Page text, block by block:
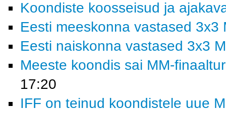
Koondiste koosseisud ja
Eesti meeskonna vastased 3x3
Eesti naiskonna vastased 3x3
Meeste koondis sai MM-
17:20
IFF on teinud koondistele uue